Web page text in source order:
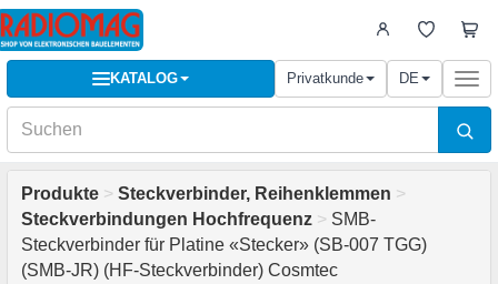
KATALOG Privatkunde DE
Produkte > Steckverbinder, Reihenklemmen >
Steckverbindungen Hochfrequenz > SMB-
Steckverbinder für Platine «Stecker» (SB-007 TGG)
(SMB-JR) (HF-Steckverbinder) Cosmtec